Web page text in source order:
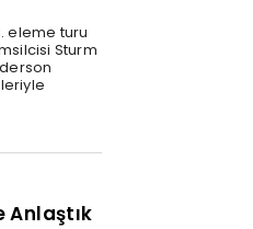
eleme turu
Sturm
Anlaştık